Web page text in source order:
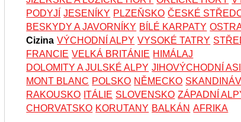
PODYJÍ
JESENÍKY PLZEŇSKO ČESKÉ
BESKYDY A JAVORNÍKY BÍLÉ KARPATY
Cizina VÝCHODNÍ ALPY VYSOKÉ TATRY
FRANCIE VELKÁ BRITÁNIE HIMÁLAJ
DOLOMITY A JULSKÉ ALPY JIHOVÝCHODNÍ
MONT BLANC POLSKO NĚMECKO
RAKOUSKO ITÁLIE SLOVENSKO ZÁPADNÍ
CHORVATSKO KORUTANY BALKÁN AFRIKA